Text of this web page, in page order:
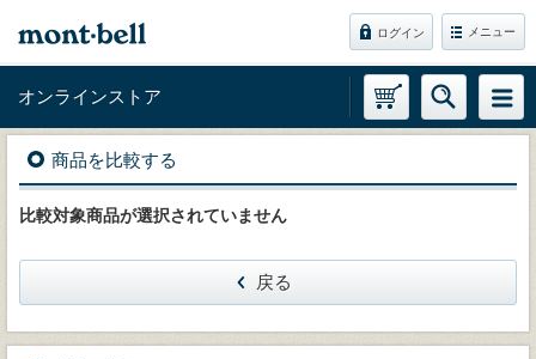
ログイン メニュー
オンラインストア
商品を比較する
比較対象商品が選択されていません
戻る